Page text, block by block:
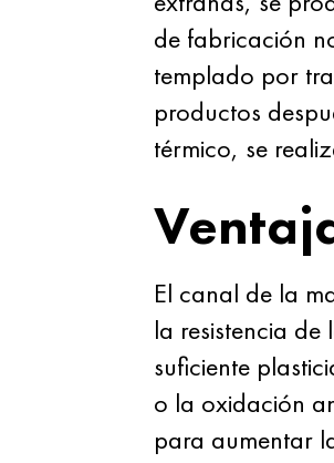
de fabricación
templado por
productos
térmico, se
El canal de la
la resistencia
suficiente
o la oxidación
para aumentar